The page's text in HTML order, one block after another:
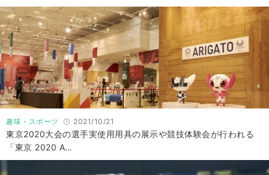
趣味・スポーツ 2021/10/21
東京2020大会の選手実使用用具の展示や競技体験会が行われる
「東京 2020 A…